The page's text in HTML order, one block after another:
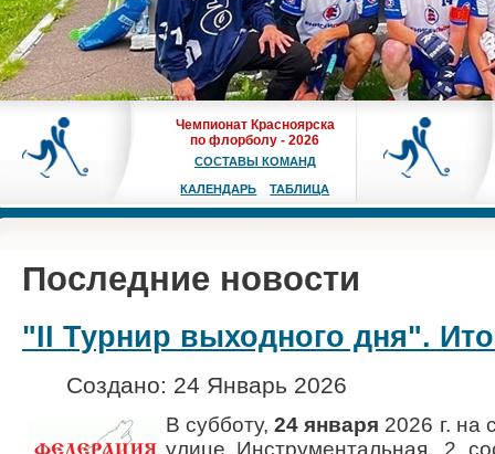
Чемпионат Красноярска
по флорболу - 2026
СОСТАВЫ КОМАНД
КАЛЕНДАРЬ ТАБЛИЦА
Последние новости
"II Турнир выходного дня".
Создано: 24 Январь 2026
В субботу,24 января 2026 г. на
улице Инструментальная, 2